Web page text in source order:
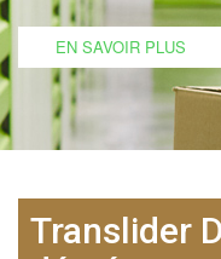
EN SAVOIR PLUS
Translider